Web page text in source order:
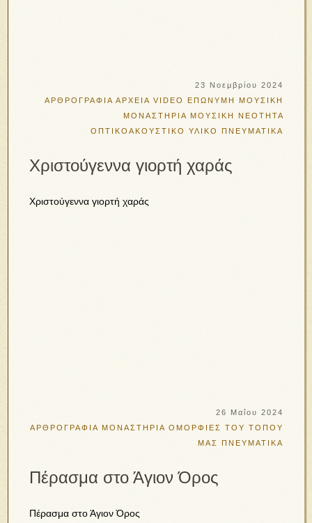
23 Νοεμβρίου 2024
ΑΡΘΡΟΓΡΑΦΙΑ ΑΡΧΕΙΑ VIDEO
ΕΠΩΝΥΜΗ ΜΟΥΣΙΚΗ
ΜΟΝΑΣΤΗΡΙΑ ΜΟΥΣΙΚΗ
ΝΕΟΤΗΤΑ
ΟΠΤΙΚΟΑΚΟΥΣΤΙΚΟ ΥΛΙΚΟ
ΠΝΕΥΜΑΤΙΚΑ
Χριστούγεννα γιορτή χαράς
Χριστούγεννα γιορτή χαράς
26 Μαΐου 2024
ΑΡΘΡΟΓΡΑΦΙΑ ΜΟΝΑΣΤΗΡΙΑ ΟΜΟΡΦΙΕΣ ΤΟΥ ΤΟΠΟΥ
ΜΑΣ
ΠΝΕΥΜΑΤΙΚΑ
Πέρασμα στο Άγιον Όρος
Πέρασμα στο Άγιον Όρος